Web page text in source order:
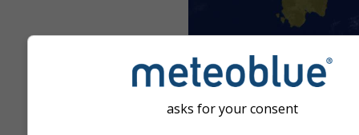
asks for your consent